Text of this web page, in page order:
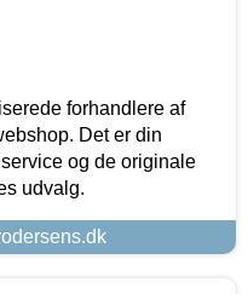
forhandlere af
Det er din
og de originale
udvalg.